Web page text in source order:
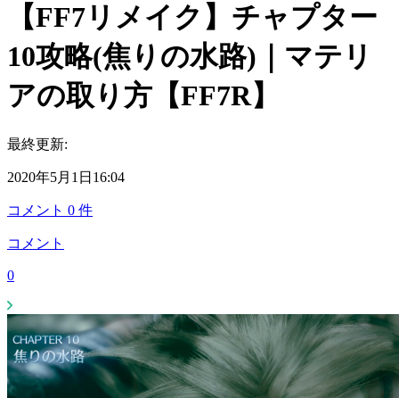
【FF7リメイク】チャプター
10攻略(焦りの水路)｜マテリ
アの取り方【FF7R】
最終更新:
2020年5月1日16:04
コメント 0 件
コメント
0